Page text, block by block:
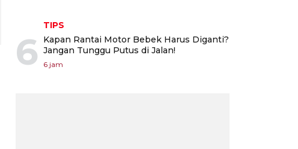
6
TIPS
Kapan Rantai Motor Bebek Harus Diganti?
Jangan Tunggu Putus di Jalan!
6 jam